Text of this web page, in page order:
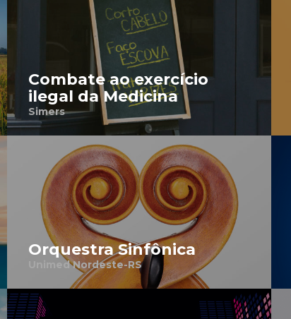
Combate ao exercício
ilegal da Medicina
Simers
Orquestra Sinfônica
Unimed Nordeste-RS